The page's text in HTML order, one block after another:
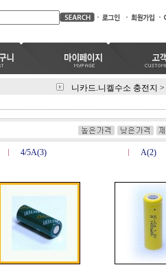
니카드.니켈수소 충전지 >
4/5A(3)
A(2)